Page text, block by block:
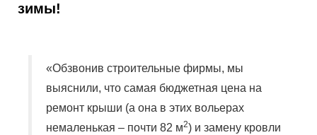
зимы!
«Обзвонив строительные фирмы, мы
выяснили, что самая бюджетная цена на
ремонт крыши (а она в этих вольерах
немаленькая – почти 82 м2) и замену кровли